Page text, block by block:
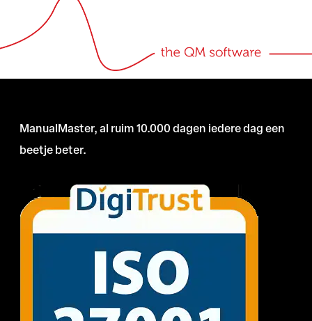
ManualMaster, al ruim 10.000 dagen iedere dag een
beetje beter.